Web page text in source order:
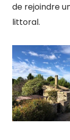
de rejoindre
littoral.